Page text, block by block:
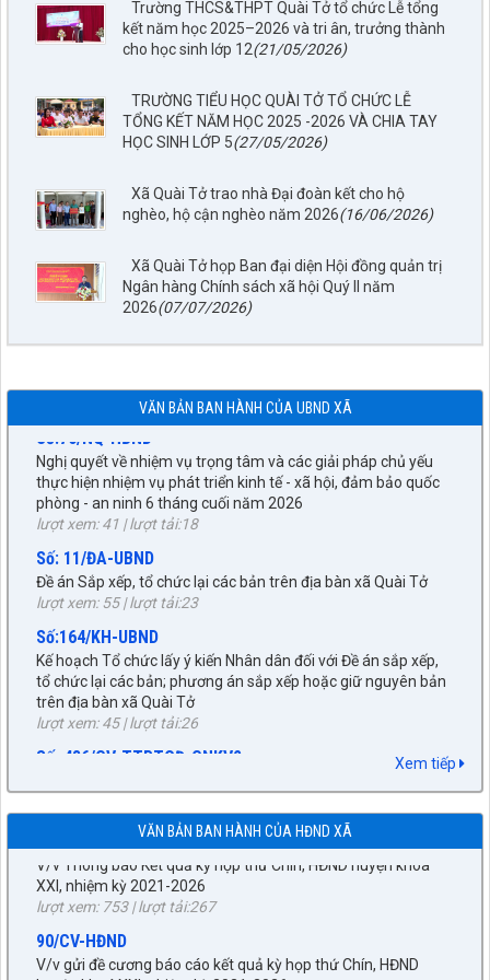
Trường THCS&THPT Quài Tở tổ chức Lễ tổng
kết năm học 2025–2026 và tri ân, trưởng thành
cho học sinh lớp 12(21/05/2026)
TRƯỜNG TIỂU HỌC QUÀI TỞ TỔ CHỨC LỄ
TỔNG KẾT NĂM HỌC 2025 -2026 VÀ CHIA TAY
HỌC SINH LỚP 5(27/05/2026)
Xã Quài Tở trao nhà Đại đoàn kết cho hộ
nghèo, hộ cận nghèo năm 2026(16/06/2026)
Xã Quài Tở họp Ban đại diện Hội đồng quản trị
Ngân hàng Chính sách xã hội Quý II năm
2026(07/07/2026)
VĂN BẢN BAN HÀNH CỦA UBND XÃ
Số: 67/TB-UBND
Thông báo về việc Công bố, công khai Quy hoạch chung xã
lượt xem: 27 | lượt tải:1229
Số:77/NQ-HĐND
Quài Tở
Số:76/NQ-HĐND
Nghị quyết về nhiệm vụ trọng tâm và các giải pháp chủ yếu
thực hiện nhiệm vụ phát triển kinh tế - xã hội, đảm bảo quốc
phòng - an ninh 6 tháng cuối năm 2026
lượt xem: 41 | lượt tải:18
Số: 11/ĐA-UBND
Đề án Sắp xếp, tổ chức lại các bản trên địa bàn xã Quài Tở
lượt xem: 55 | lượt tải:23
Số:164/KH-UBND
Kế hoạch Tổ chức lấy ý kiến Nhân dân đối với Đề án sắp xếp,
tổ chức lại các bản; phương án sắp xếp hoặc giữ nguyên bản
trên địa bàn xã Quài Tở
lượt xem: 45 | lượt tải:26
Số: 486/CV-TTPTQĐ-CNKV2
Dự thảo phương án bồi thường, hỗ trợ khi Nhà nước thu hồi
lượt xem: 61 | lượt tải:48
Số:272/BC-UBND
Kết quả phối hợp giữa UBND xã với Thường trực HĐND xã
trong việc xử lý những vấn đề phát sinh từ sau kỳ họp thứ
Nhất HĐND xã đến nay
lượt xem: 27 | lượt tải:19
32/NQ-HĐND
Nghị quyết xác nhận kết quả bầu chức vụ Chủ tịch UBND xã
Xem tiếp
VĂN BẢN BAN HÀNH CỦA HĐND XÃ
27/NQ-HĐND
Về chủ trương sắp xếp đơn vị hành chính cấp xã trên địa bàn
huyện Tuần Giáo, tỉnh Điện Biên (gửi bản kèm Biên Bản kỳ
họp HĐND)
89/TB-HĐND
V/v Thông báo Kết quả kỳ họp thứ Chín, HĐND huyện khóa
lượt xem: 753 | lượt tải:267
90/CV-HĐND
V/v gửi đề cương báo cáo kết quả kỳ họp thứ Chín, HĐND
huyện khoá XXI, nhiệm kỳ 2021-2026
lượt xem: 605 | lượt tải:307